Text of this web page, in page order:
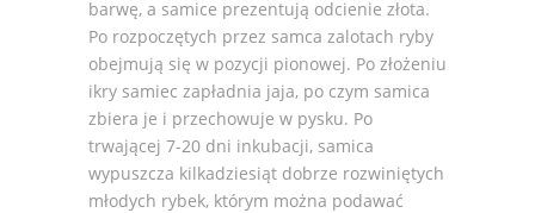
barwę, a samice prezentują odcienie złota.
Po rozpoczętych przez samca zalotach ryby
obejmują się w pozycji pionowej. Po złożeniu
ikry samiec zapładnia jaja, po czym samica
zbiera je i przechowuje w pysku. Po
trwającej 7-20 dni inkubacji, samica
wypuszcza kilkadziesiąt dobrze rozwiniętych
młodych rybek, którym można podawać